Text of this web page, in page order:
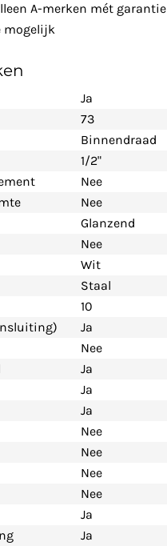
A-merken mét garantie
mogelijk
Ja
73
Binnendraad
1/2"
Nee
Nee
Glanzend
Nee
Wit
Staal
10
Ja
Nee
Ja
Ja
Ja
Nee
Nee
Nee
Nee
Ja
Ja